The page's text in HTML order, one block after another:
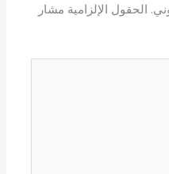
الحقول الإلزامية مشار